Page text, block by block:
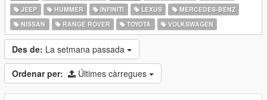
JEEP
HUMMER INFINITI LEXUS
MERCEDES-BENZ
NISSAN
RANGE ROVER TOYOTA VOLKSWAGEN
Des de: La setmana passada
Ordenar per: Últimes càrregues